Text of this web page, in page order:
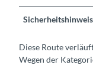
Diese Route
Wegen der